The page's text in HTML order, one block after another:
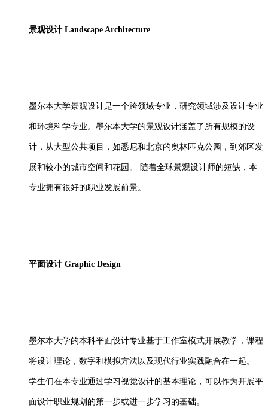
景观设计 Landscape Architecture
墨尔本大学景观设计是一个跨领域专业，研究领域涉及设计专业
和环境科学专业。墨尔本大学的景观设计涵盖了所有规模的设
计，从大型公共项目，如悉尼和北京的奥林匹克公园，到郊区发
展和较小的城市空间和花园。 随着全球景观设计师的短缺，本
专业拥有很好的职业发展前景。
平面设计 Graphic Design
墨尔本大学的本科平面设计专业基于工作室模式开展教学，课程
将设计理论，数字和模拟方法以及现代行业实践融合在一起。
学生们在本专业通过学习视觉设计的基本理论，可以作为开展平
面设计职业规划的第一步或进一步学习的基础。